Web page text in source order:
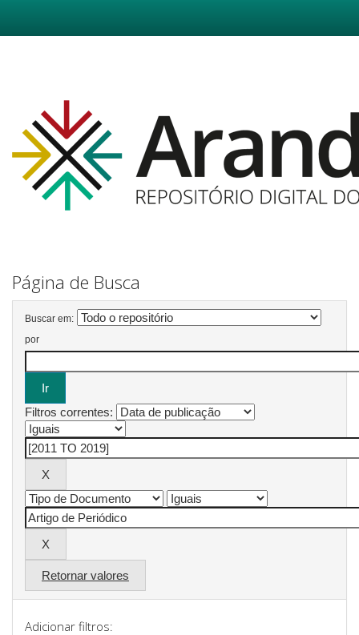
Página de Busca
Buscar em:
por
Filtros correntes:
Retornar valores
Adicionar filtros: